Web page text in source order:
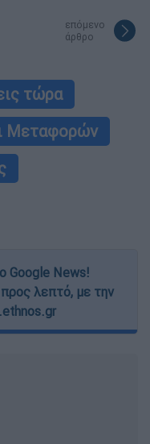
επόμενο
άρθρο
τώρα
Μεταφορών
Google News!
λεπτό, με την